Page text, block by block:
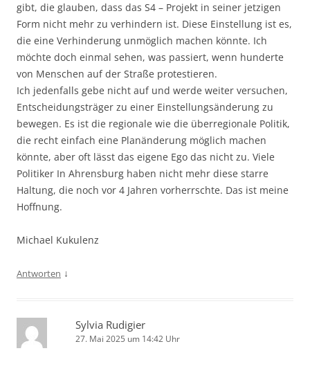
gibt, die glauben, dass das S4 – Projekt in seiner jetzigen
Form nicht mehr zu verhindern ist. Diese Einstellung ist es,
die eine Verhinderung unmöglich machen könnte. Ich
möchte doch einmal sehen, was passiert, wenn hunderte
von Menschen auf der Straße protestieren.
Ich jedenfalls gebe nicht auf und werde weiter versuchen,
Entscheidungsträger zu einer Einstellungsänderung zu
bewegen. Es ist die regionale wie die überregionale Politik,
die recht einfach eine Planänderung möglich machen
könnte, aber oft lässt das eigene Ego das nicht zu. Viele
Politiker In Ahrensburg haben nicht mehr diese starre
Haltung, die noch vor 4 Jahren vorherrschte. Das ist meine
Hoffnung.
Michael Kukulenz
Antworten ↓
Sylvia Rudigier
27. Mai 2025 um 14:42 Uhr